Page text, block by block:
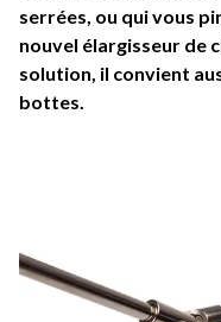
serrées, ou qui vous
nouvel élargisseur de
solution, il convient
bottes.